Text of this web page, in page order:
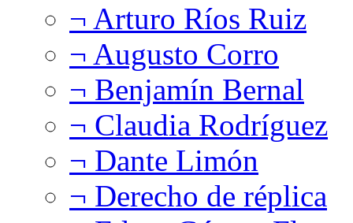
¬ Arturo Ríos Ruiz
¬ Augusto Corro
¬ Benjamín Bernal
¬ Claudia Rodríguez
¬ Dante Limón
¬ Derecho de réplica